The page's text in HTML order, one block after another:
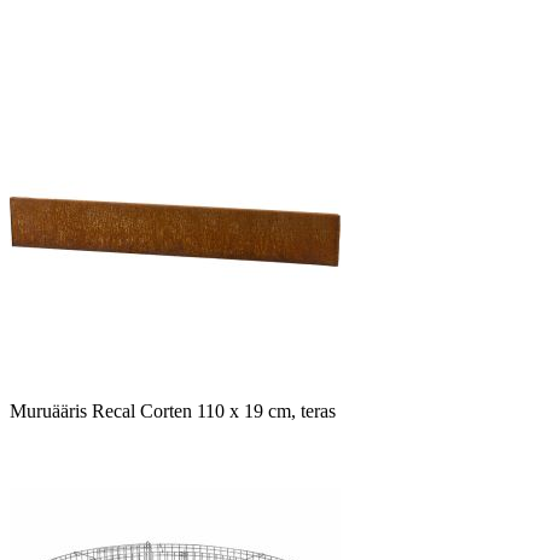
Muruääris Recal Corten 110 x 19 cm, teras